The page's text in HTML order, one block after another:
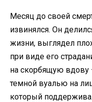
Месяц до своей
извинялся. Он
жизни, выглядел
при виде его
на скорбящую вдову
темной вуалью на
который